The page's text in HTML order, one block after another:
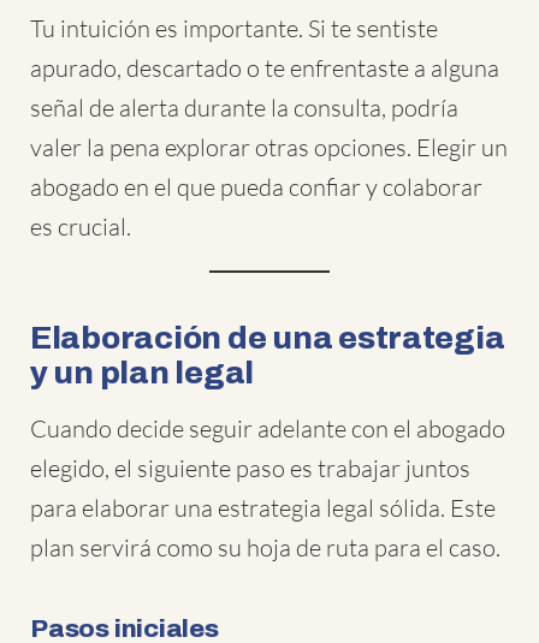
Tu intuición es importante. Si te sentiste
apurado, descartado o te enfrentaste a alguna
señal de alerta durante la consulta, podría
valer la pena explorar otras opciones. Elegir un
abogado en el que pueda confiar y colaborar
es crucial.
Elaboración de una estrategia
y un plan legal
Cuando decide seguir adelante con el abogado
elegido, el siguiente paso es trabajar juntos
para elaborar una estrategia legal sólida. Este
plan servirá como su hoja de ruta para el caso.
Pasos iniciales